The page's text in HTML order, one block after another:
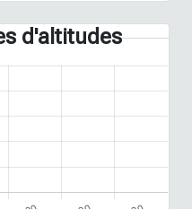
d'altitudes